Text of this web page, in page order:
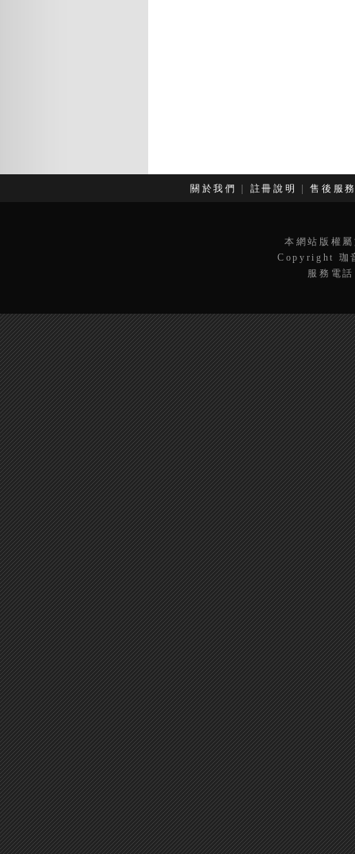
關於我們 註冊說明 售後服
本網站版權
Copyright 珈
服務電